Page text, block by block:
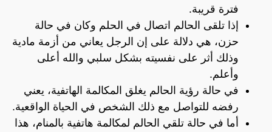
فترة قريبة.
إذا تلقى الحالم اتصال في الحلم وكان في حالة
حزن، هي دلالة على إن الرجل يعاني من أزمة مادية
وذلك أثر على نفسيته بشكل سلبي والله أعلى
وأعلم.
في حالة رؤية الحالم يغلق المكالمة الهاتفية، يعني
رفضه للتواصل مع ذلك الشخص في الحياة الواقعية.
أما في حالة تلقي الحالم لمكالمة هاتفية بالمنام، هذا